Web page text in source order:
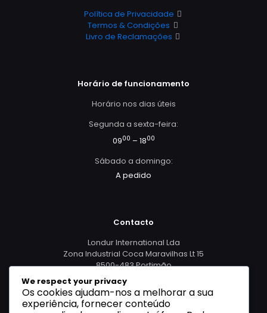
Política de Privacidade
Termos & Condições
Livro de Reclamações
Horário de funcionamento
Horário nos dias úteis
Segunda a sexta-feira:
0900 – 1800
Sábado a domingo:
A pedido
Contacto
Londur International Lda
Zona Industrial Coca Maravilhas Lt 15
8500-483 Portimão
965 479 298
We respect your privacy
Os cookies ajudam-nos a melhorar a sua
experiência, fornecer conteúdo